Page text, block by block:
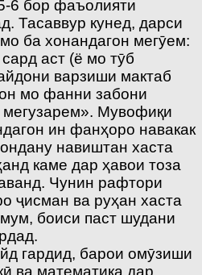
6 бор фаъолияти
Тасаввур кунед, дарси
ба хонандагон мегӯем:
аст (ё мо тӯб
варзиши мактаб
мо фанни забони
мегузарем». Мувофиқи
ин фанҳоро навакак
навиштан хаста
каме дар ҳавои тоза
Чунин рафтори
ҷисман ва руҳан хаста
боиси паст шудани
гардид, барои омӯзиши
ва математика дар